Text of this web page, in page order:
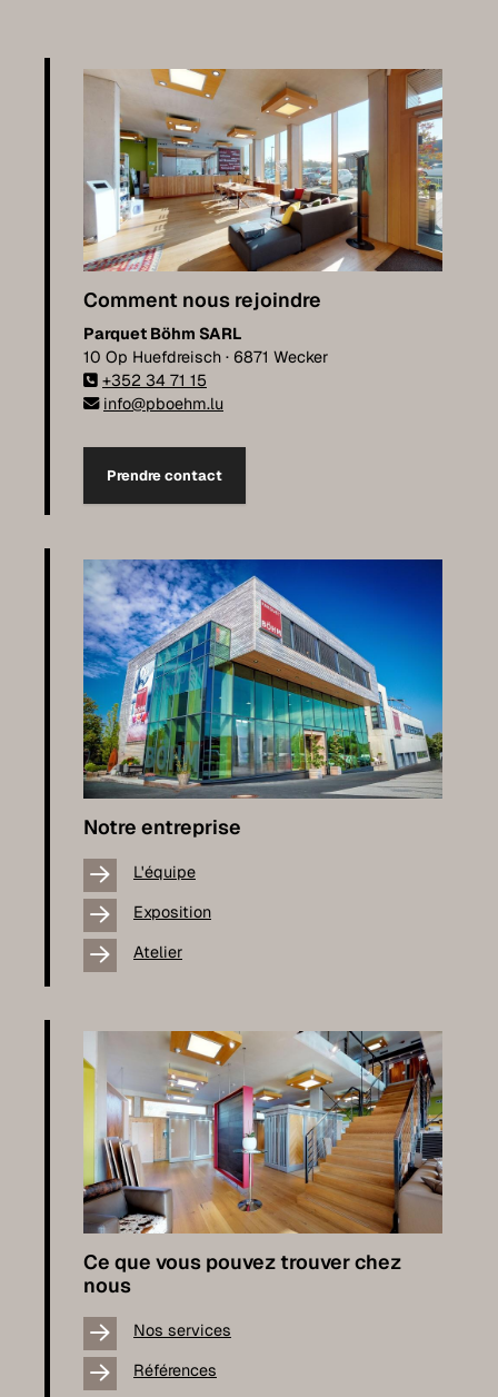
Comment nous rejoindre
Parquet Böhm SARL
10 Op Huefdreisch · 6871 Wecker
+352 34 71 15
info@pboehm.lu
Prendre contact
Notre entreprise
L'équipe
Exposition
Atelier
Ce que vous pouvez trouver chez
nous
Nos services
Références